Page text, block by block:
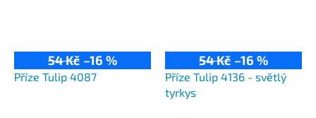
54 Kč –16 %
Příze Tulip 4087
54 Kč –16 %
Příze Tulip 4136 - světlý
tyrkys